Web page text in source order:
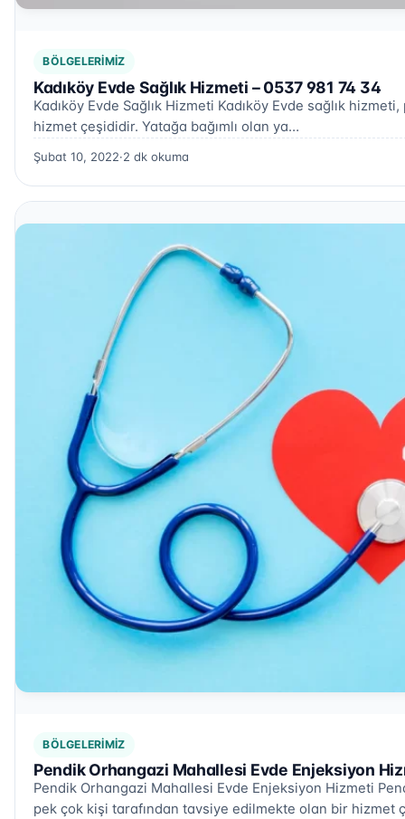
BÖLGELERIMIZ
Kadıköy Evde Sağlık Hizmeti – 0537 981 74 34
Kadıköy Evde Sağlık Hizmeti Kadıköy Evde sağlık
hizmet çeşididir. Yatağa bağımlı olan ya…
Şubat 10, 2022·2 dk okuma
BÖLGELERIMIZ
Pendik Orhangazi Mahallesi Evde Enjeksiyon
Pendik Orhangazi Mahallesi Evde Enjeksiyon Hizmeti
pek çok kişi tarafından tavsiye edilmekte olan bir hizmet